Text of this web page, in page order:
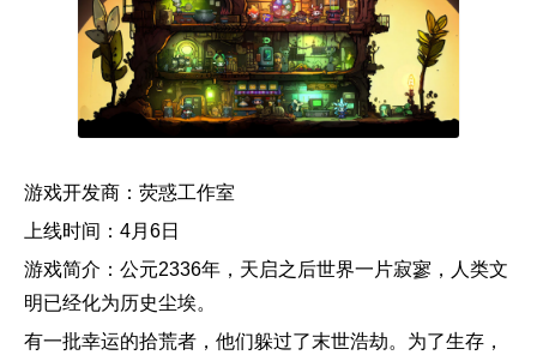
游戏开发商：荧惑工作室
上线时间：4月6日
游戏简介：公元2336年，天启之后世界一片寂寥，人类文
明已经化为历史尘埃。
有一批幸运的拾荒者，他们躲过了末世浩劫。为了生存，